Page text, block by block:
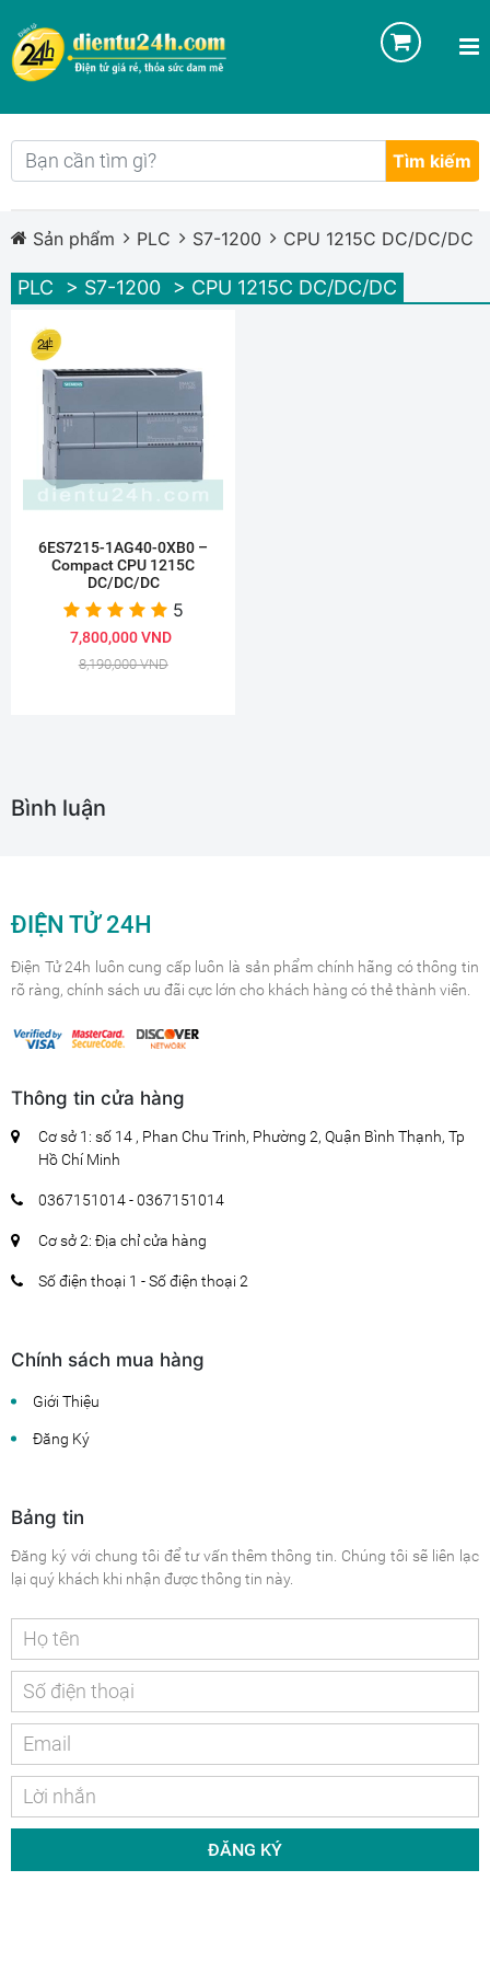
Tìm kiếm
Sản phẩm PLC S7-1200 CPU 1215C DC/DC/DC
PLC > S7-1200 > CPU 1215C DC/DC/DC
6ES7215-1AG40-0XB0 –
Compact CPU 1215C
DC/DC/DC
5
7,800,000 VND
8,190,000 VND
Bình luận
ĐIỆN TỬ 24H
Điện Tử 24h luôn cung cấp luôn là sản phẩm chính hãng có thông tin
rõ ràng, chính sách ưu đãi cực lớn cho khách hàng có thẻ thành viên.
Thông tin cửa hàng
Cơ sở 1: số 14 , Phan Chu Trinh, Phường 2, Quận Bình Thạnh, Tp
Hồ Chí Minh
0367151014 - 0367151014
Cơ sở 2: Địa chỉ cửa hàng
Số điện thoại 1 - Số điện thoại 2
Chính sách mua hàng
Giới Thiệu
Đăng Ký
Bảng tin
Đăng ký với chung tôi để tư vấn thêm thông tin. Chúng tôi sẽ liên lạc
lại quý khách khi nhận được thông tin này.
ĐĂNG KÝ